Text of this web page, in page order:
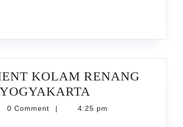
KOLAM RENANG
JASA
0 Comment | 4:25 pm